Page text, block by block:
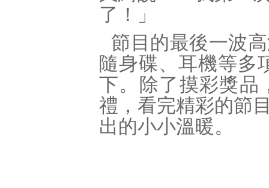
了！」
節目的最後一波
隨身碟、耳機等多
下。除了摸彩獎品
禮，看完精彩的節
出的小小溫暖。